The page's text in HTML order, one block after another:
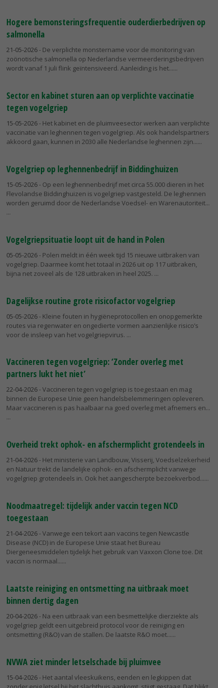
Hogere bemonsteringsfrequentie ouderdierbedrijven op
salmonella
21-05-2026- De verplichte monstername voor de monitoring van
zoönotische salmonella op Nederlandse vermeerderingsbedrijven
wordt vanaf 1 juli flink geïntensiveerd. Aanleiding is het...
Sector en kabinet sturen aan op verplichte vaccinatie
tegen vogelgriep
15-05-2026- Het kabinet en de pluimveesector werken aan verplichte
vaccinatie van leghennen tegen vogelgriep. Als ook handelspartners
akkoord gaan, kunnen in 2030 alle Nederlandse leghennen zijn...
Vogelgriep op leghennenbedrijf in Biddinghuizen
15-05-2026- Op een leghennenbedrijf met circa 55.000 dieren in het
Flevolandse Biddinghuizen is vogelgriep vastgesteld. De leghennen
worden geruimd door de Nederlandse Voedsel- en Warenautoriteit...
Vogelgriepsituatie loopt uit de hand in Polen
05-05-2026- Polen meldt in één week tijd 15 nieuwe uitbraken van
vogelgriep. Daarmee komt het totaal in 2026 uit op 117 uitbraken,
bijna net zoveel als de 128 uitbraken in heel 2025.
Dagelijkse routine grote risicofactor vogelgriep
05-05-2026- Kleine fouten in hygiëneprotocollen en onopgemerkte
routes via regenwater en ongedierte vormen aanzienlijke risico’s
voor de insleep van het vogelgriepvirus.
Vaccineren tegen vogelgriep: ‘Zonder overleg met
partners lukt het niet’
22-04-2026- Vaccineren tegen vogelgriep is toegestaan en mag
binnen de Europese Unie geen handelsbelemmeringen opleveren.
Maar vaccineren is pas haalbaar na goed overleg met afnemers en...
Overheid trekt ophok- en afschermplicht grotendeels in
21-04-2026- Het ministerie van Landbouw, Visserij, Voedselzekerheid
en Natuur trekt de landelijke ophok- en afschermplicht vanwege
vogelgriep grotendeels in. Ook het aangescherpte bezoekverbod...
Noodmaatregel: tijdelijk ander vaccin tegen NCD
toegestaan
21-04-2026- Vanwege een tekort aan vaccins tegen Newcastle
Disease (NCD) in de Europese Unie staat het Bureau
Diergeneesmiddelen tijdelijk het gebruik van Vaxxon Clone toe. Dit
vaccin is normaal...
Laatste reiniging en ontsmetting na uitbraak moet
binnen dertig dagen
20-04-2026- Na een uitbraak van een besmettelijke dierziekte als
vogelgriep geldt een uitgebreid protocol voor de reiniging en
ontsmetting (R&O) van de stallen. De laatste R&O moet...
NVWA ziet minder letselschade bij pluimvee
15-04-2026- Het aantal vleeskuikens, eenden en legkippen dat